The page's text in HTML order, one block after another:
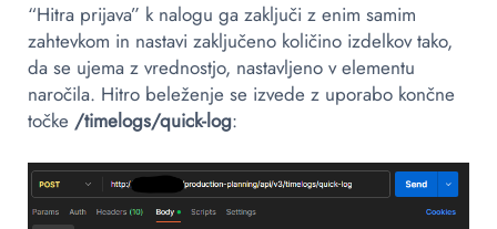
“Hitra prijava” k nalogu ga zaključi z enim samim
zahtevkom in nastavi zaključeno količino izdelkov tako,
da se ujema z vrednostjo, nastavljeno v elementu
naročila. Hitro beleženje se izvede z uporabo končne
točke /timelogs/quick-log: